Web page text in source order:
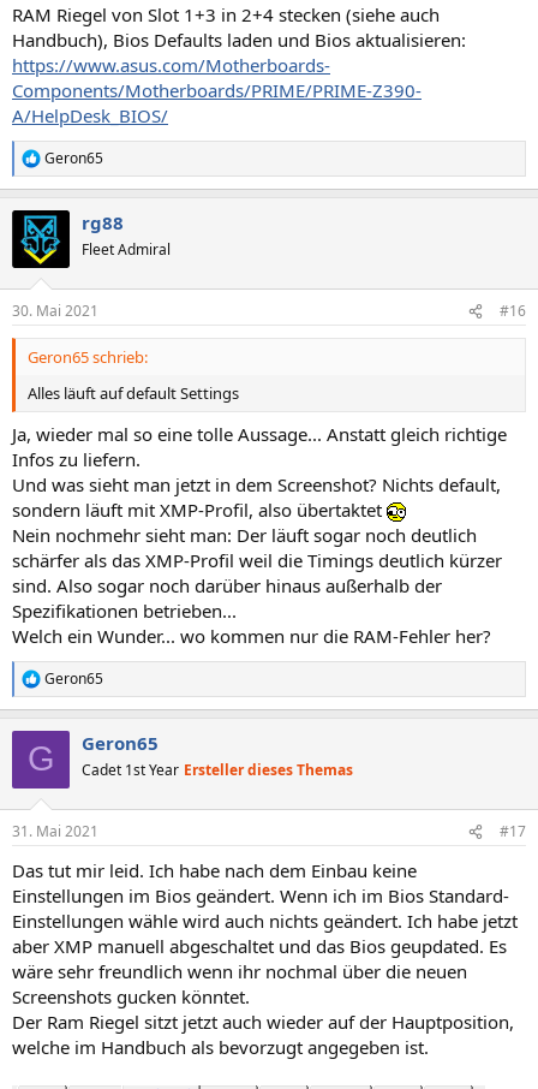
:
RAM Riegel von Slot 1+3 in 2+4 stecken (siehe auch
Handbuch), Bios Defaults laden und Bios aktualisieren:
https://www.asus.com/Motherboards-
Components/Motherboards/PRIME/PRIME-Z390-
A/HelpDesk_BIOS/
R
e
k
t
i
e
n
Geron65
rg88
Fleet Admiral
30. Mai 2021 #16
Geron65 schrieb:
Alles läuft auf default Settings
Ja, wieder mal so eine tolle Aussage... Anstatt gleich richtige
Infos zu liefern.
Und was sieht man jetzt in dem Screenshot? Nichts default,
sondern läuft mit XMP-Profil, also übertaktet
Nein nochmehr sieht man: Der läuft sogar noch deutlich
schärfer als das XMP-Profil weil die Timings deutlich kürzer
sind. Also sogar noch darüber hinaus außerhalb der
Spezifikationen betrieben...
Welch ein Wunder... wo kommen nur die RAM-Fehler her?
R
e
e
:
Geron65
G Geron65
Cadet 1st Year Ersteller dieses Themas
31. Mai 2021 #17
Das tut mir leid. Ich habe nach dem Einbau keine
Einstellungen im Bios geändert. Wenn ich im Bios Standard-
Einstellungen wähle wird auch nichts geändert. Ich habe jetzt
aber XMP manuell abgeschaltet und das Bios geupdated. Es
wäre sehr freundlich wenn ihr nochmal über die neuen
Screenshots gucken könntet.
Der Ram Riegel sitzt jetzt auch wieder auf der Hauptposition,
welche im Handbuch als bevorzugt angegeben ist.